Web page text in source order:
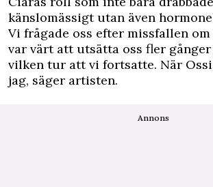
känslomässigt utan även
Vi frågade oss efter missfallen
var värt att utsätta oss fler
vilken tur att vi fortsatte. När
jag, säger artisten.
Annons